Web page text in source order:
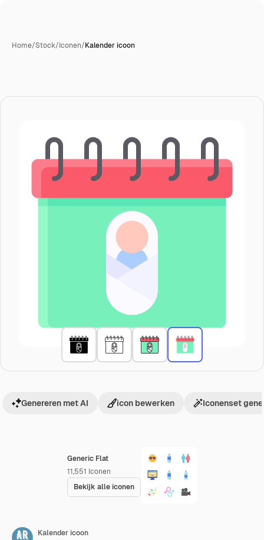
Home/Stock/Iconen/Kalender icoon
Generic Flat
11,551 Iconen
Bekijk alle iconen
Genereren met AI icon bewerken Iconenset
Kalender icoon